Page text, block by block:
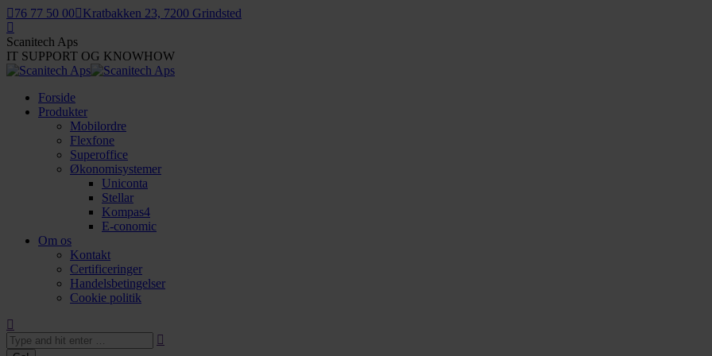
Skip
to
content
76 77 50 00
Kratbakken 23, 7200 Grindsted
page
opens
in
window
Scanitech Aps
IT SUPPORT OG KNOWHOW
Forside
Produkter
Mobilordre
Flexfone
Superoffice
Økonomisystemer
Uniconta
Stellar
Kompas4
E-conomic
Om os
Kontakt
Certificeringer
Handelsbetingelser
Cookie politik
Search: